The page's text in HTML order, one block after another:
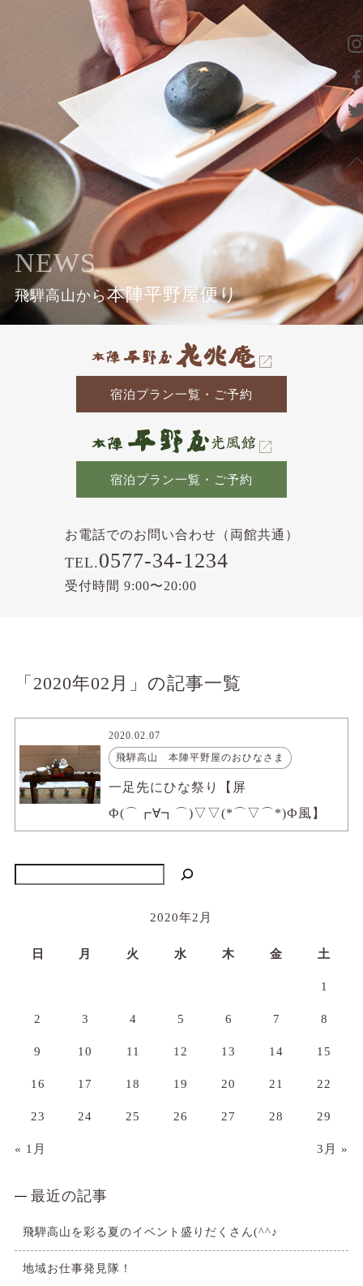
NEWS
飛騨高山から本陣平野屋便り
宿泊プラン一覧・ご予約
宿泊プラン一覧・ご予約
お電話でのお問い合わせ（両館共通）
TEL.0577-34-1234
受付時間 9:00〜20:00
「2020年02月」の記事一覧
2020.02.07
飛騨高山 本陣平野屋のおひなさま
一足先にひな祭り【屏
Ф(⌒┏∀┓⌒)▽▽(*⌒▽⌒*)Ф風】
2020年2月
日 月 火 水 木 金 土
1
2 3 4 5 6 7 8
9 10 11 12 13 14 15
16 17 18 19 20 21 22
23 24 25 26 27 28 29
« 1月 3月 »
最近の記事
飛騨高山を彩る夏のイベント盛りだくさん(^^♪
地域お仕事発見隊！